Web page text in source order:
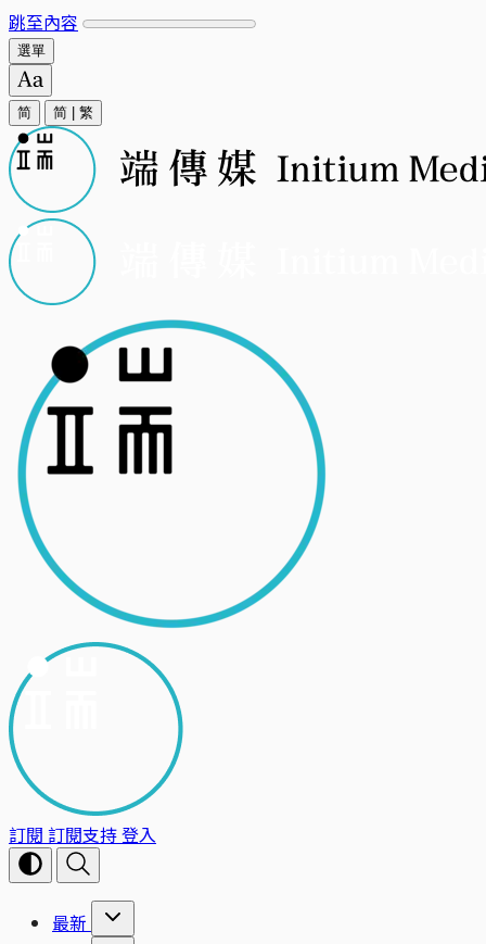
跳至內容
選單
简 简 繁
訂閱 訂閱支持登入
最新